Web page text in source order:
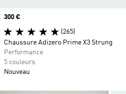
Prix
300 €
(265)
Chaussure Adizero Prime X3 Strung
Performance
5 couleurs
Nouveau